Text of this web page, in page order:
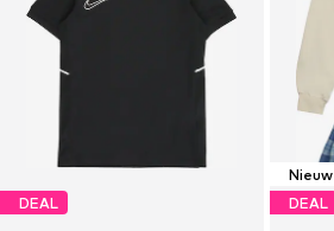
DEAL
Nieuw
DEAL